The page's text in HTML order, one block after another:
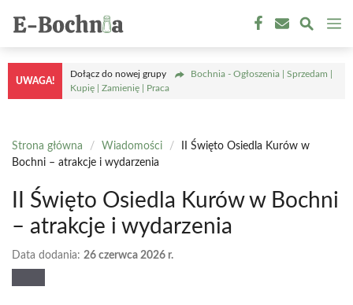
treści
UWAGA!
Dołącz do nowej grupy
Bochnia - Ogłoszenia | Sprzedam |
Kupię | Zamienię | Praca
Strona główna / Wiadomości /
II Święto Osiedla Kurów w
Bochni – atrakcje i wydarzenia
II Święto Osiedla Kurów w Bochni
– atrakcje i wydarzenia
Data dodania: 26 czerwca 2026 r.